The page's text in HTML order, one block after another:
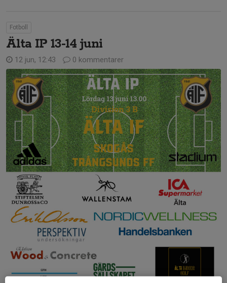
Fotboll
Älta IP 13-14 juni
12 jun, 12:43 0 kommentarer